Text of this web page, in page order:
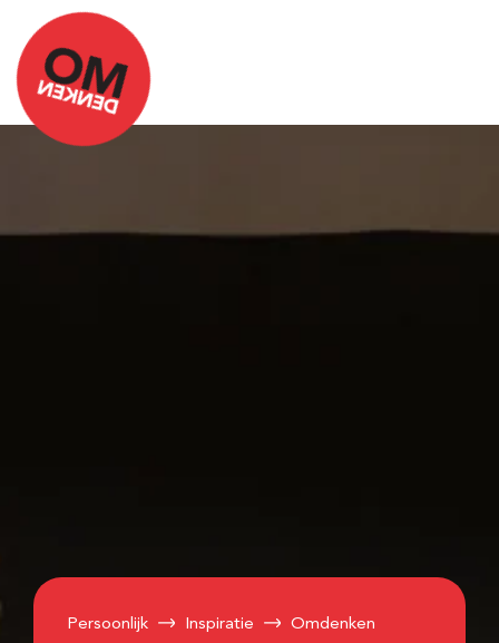
Persoonlijk Inspiratie
Omdenken